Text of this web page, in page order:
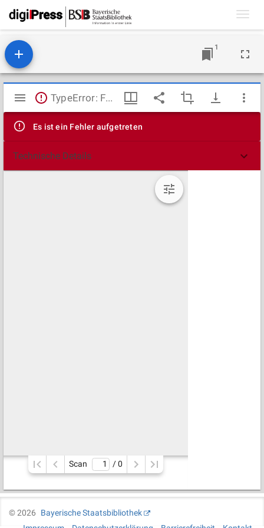
1
Mirador
Viewer
TypeError: Failed to fetch
Es ist ein Fehler aufgetreten
Technische Details
Scan / 0
©2026
Bayerische Staatsbibliothek